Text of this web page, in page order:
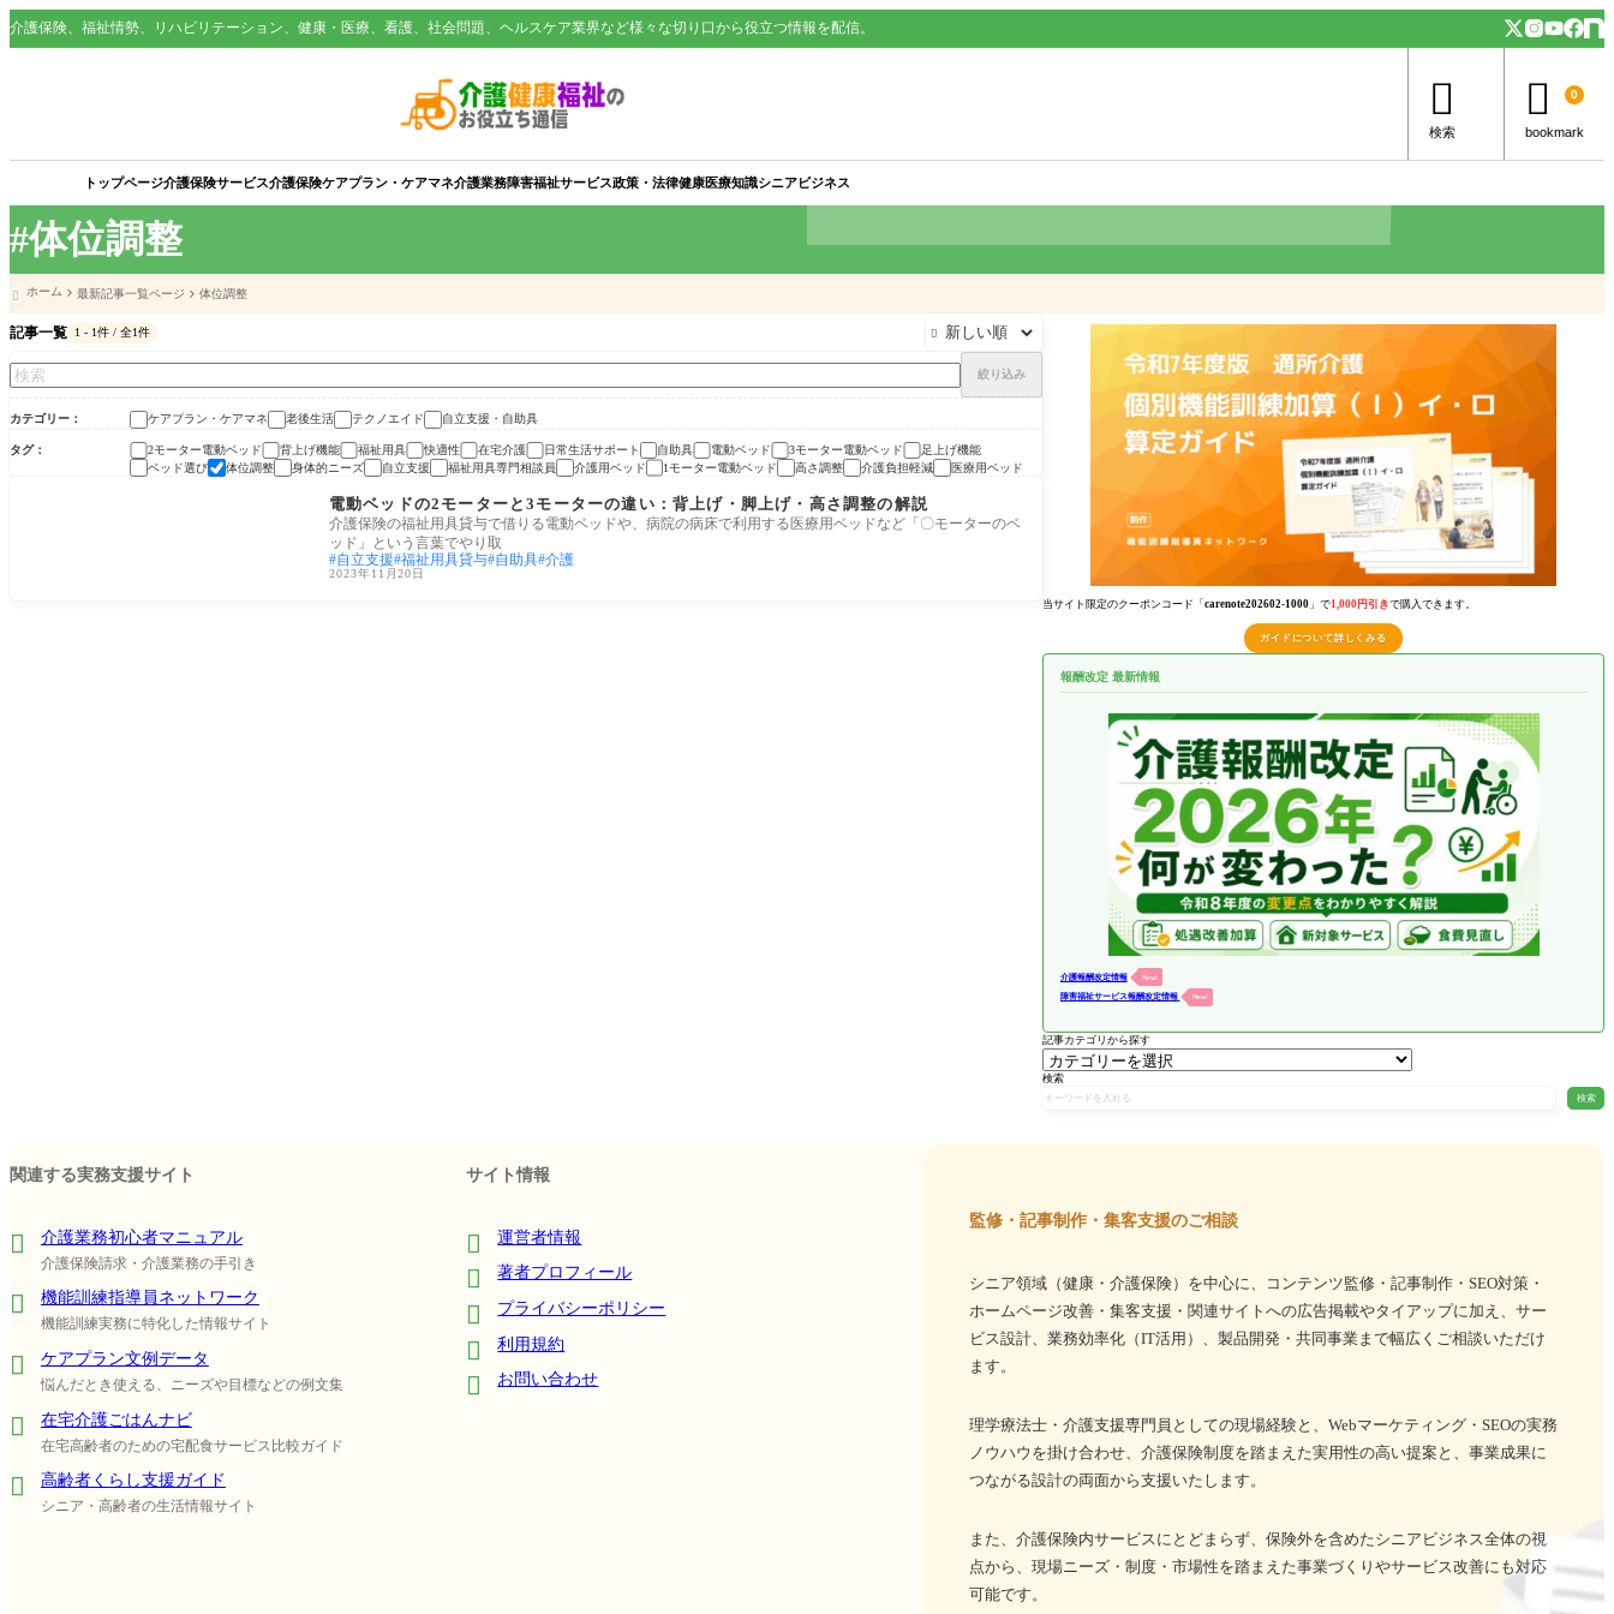
#体位調整
介護保険、福祉情勢、リハビリテーション、健康・医療、看護、社会問題、ヘルスケア業界など様々な切り口から役立つ情報を配信。
トップページ介護保険サービス介護保険ケアプラン・ケアマネ介護業務障害福祉サービス政策・法律健康医療知識シニアビジネス

検索
 0
bookmark
 ホーム 最新記事一覧ページ 体位調整
記事一覧 1 - 1件 / 全1件 
絞り込み
カテゴリー ケアプラン・ケアマネ 老後生活 テクノエイド 自立支援・自助具
タグ 2モーター電動ベッド 背上げ機能 福祉用具 快適性 在宅介護 日常生活サポート 自助具 電動ベッド 3モーター電動ベッド
足上げ機能
ベッド選び
体位調整 身体的ニーズ 自立支援 福祉用具専門相談員 介護用ベッド 1モーター電動ベッド 高さ調整 介護負担軽減 医療用ベッド
ケアプラン・ケアマネ
電動ベッドの2モーターと3モーターの違い：背上げ・脚上げ・高さ調整の解説
介護保険の福祉用具貸与で借りる電動ベッドや、病院の病床で利用する医療用ベッドなど「〇モーターのベ
ッド」という言葉でやり取
自立支援 福祉用具貸与 自助具 介護
2023年11月20日
当サイト限定のクーポンコード「 carenote202602-1000 」で1,000円引きで購入できます。
ガイドについて詳しくみる
報酬改定 最新情報
介護報酬改定情報 New!
障害福祉サービス報酬改定情報 New!
記事カテゴリから探す
検索
検索
関連する実務支援サイト
介護業務初心者マニュアル
介護保険請求・介護業務の手引き
機能訓練指導員ネットワーク
機能訓練実務に特化した情報サイト
ケアプラン文例データ
悩んだとき使える、ニーズや目標などの例文集
在宅介護ごはんナビ
在宅高齢者のための宅配食サービス比較ガイド
高齢者くらし支援ガイド
シニア・高齢者の生活情報サイト
サイト情報
運営者情報
著者プロフィール
プライバシーポリシー
利用規約
お問い合わせ
監修・記事制作・集客支援のご相談
シニア領域（健康・介護保険）を中心に、コンテンツ監修・記事制作・SEO対策・
ホームページ改善・集客支援・関連サイトへの広告掲載やタイアップに加え、サー
ビス設計、業務効率化（IT活用）、製品開発・共同事業まで幅広くご相談いただけ
ます。
理学療法士・介護支援専門員としての現場経験と、Webマーケティング・SEOの実務
ノウハウを掛け合わせ、介護保険制度を踏まえた実用性の高い提案と、事業成果に
つながる設計の両面から支援いたします。
また、介護保険内サービスにとどまらず、保険外を含めたシニアビジネス全体の視
点から、現場ニーズ・制度・市場性を踏まえた事業づくりやサービス改善にも対応
可能です。